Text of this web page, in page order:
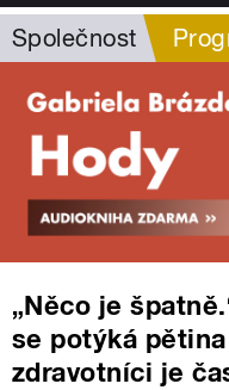
Společnost
„Něco je
se potýká
zdravotníci je